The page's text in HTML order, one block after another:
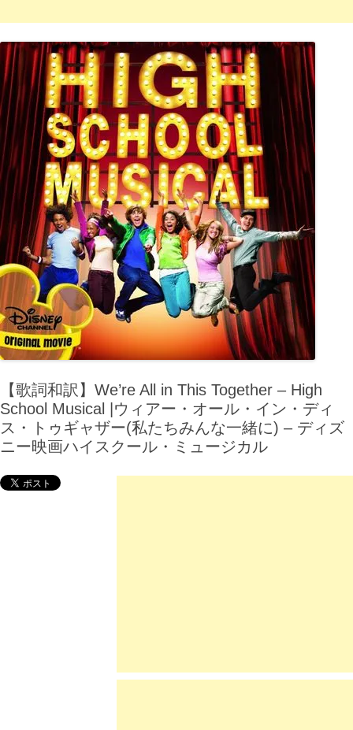
【歌詞和訳】We’re All in This Together – High
School Musical |ウィアー・オール・イン・ディ
ス・トゥギャザー(私たちみんな一緒に) – ディズ
ニー映画ハイスクール・ミュージカル